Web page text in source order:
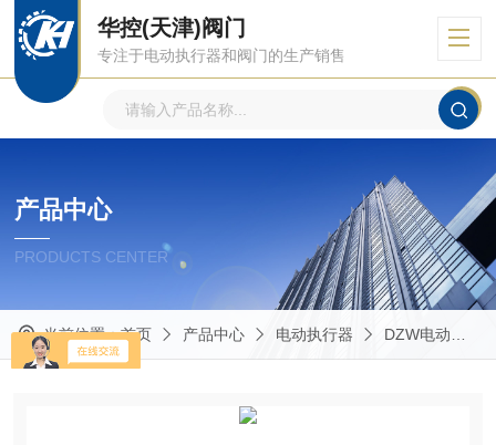
华控(天津)阀门
专注于电动执行器和阀门的生产销售
产品中心
PRODUCTS CENTER
当前位置：首页 产品中心 电动执行器 DZW电动执行器